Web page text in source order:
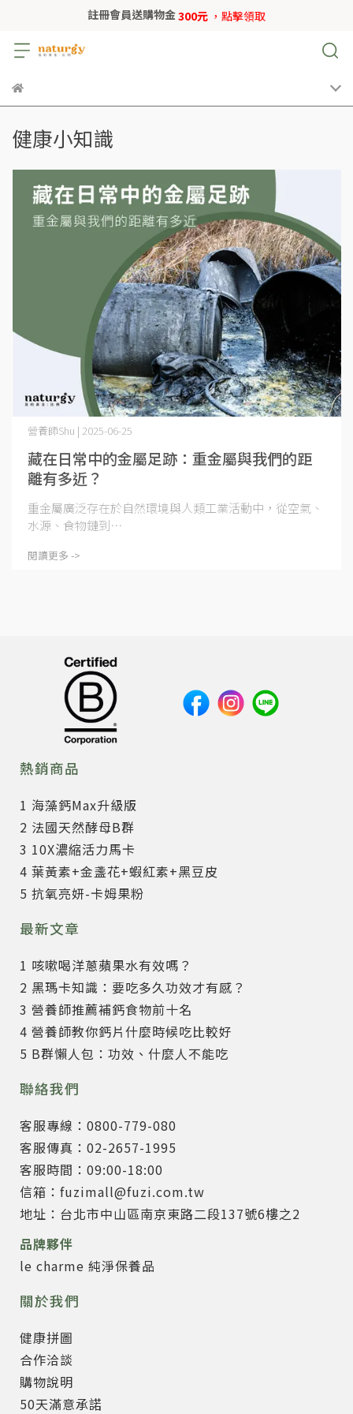
註冊會員送購物金300元 ，點擊領取
健康小知識
藏在日常中的金屬足跡：重金屬與我們的距
離有多近？
營養師Shu | 2025-06-25
重金屬廣泛存在於自然環境與人類工業活動中，從空氣、
水源、食物鏈到⋯
閱讀更多 ->
熱銷商品
1 海藻鈣Max升級版
2 法國天然酵母B群
3 10X濃縮活力馬卡
4 葉黃素+金盞花+蝦紅素+黑豆皮
5 抗氧亮妍-卡姆果粉
最新文章
1 咳嗽喝洋蔥蘋果水有效嗎？
2 黑瑪卡知識：要吃多久功效才有感？
3 營養師推薦補鈣食物前十名
4 營養師教你鈣片什麼時候吃比較好
5 B群懶人包：功效、什麼人不能吃
聯絡我們
客服專線：0800-779-080
客服傳真：02-2657-1995
客服時間：09:00-18:00
信箱：fuzimall@fuzi.com.tw
地址：台北市中山區南京東路二段137號6樓之2
品牌夥伴
le charme 純淨保養品
關於我們
健康拼圖
合作洽談
購物說明
50天滿意承諾